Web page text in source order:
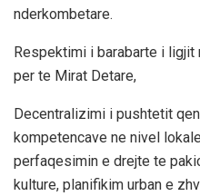
nderkombetare.
Respektimi i barabarte i
per te Mirat Detare,
Decentralizimi i pushtetit
kompetencave ne nivel
perfaqesimin e drejte te
kulture, planifikim urban e